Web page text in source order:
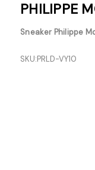
PHILIPPE
Sneaker Philippe
SKU:PRLD-VY10